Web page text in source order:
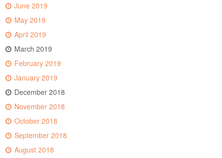
June 2019
May 2019
April 2019
March 2019
February 2019
January 2019
December 2018
November 2018
October 2018
September 2018
August 2018